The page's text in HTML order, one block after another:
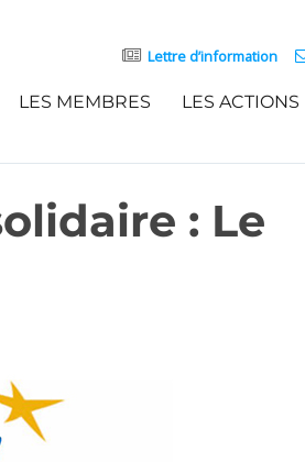
Lettre d’information
LES MEMBRES LES ACTIONS
: Le